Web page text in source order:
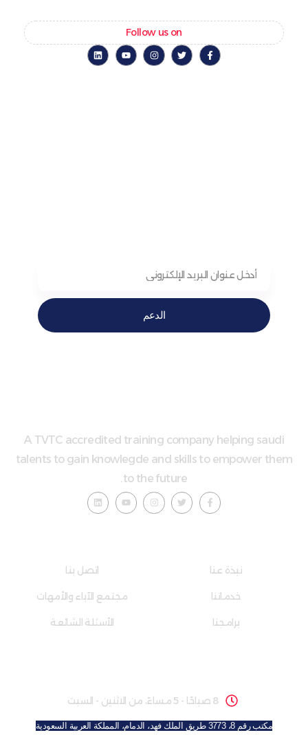
Follow us on
الدعم
A TVTC accredited training company helping saudi
talents to gain knowlegde and skills to empower them
to the future.
نبذة عنا
خدماتنا
برامجنا
اتصل بنا
مجتمع الآباء والأمهات
الأسئلة الشائعة
8 صباحًا - 5 مساءً، من الاثنين - السبت
مكتب رقم 8، 3773 طريق الملك فهد، الدمام، المملكة العربية السعودية